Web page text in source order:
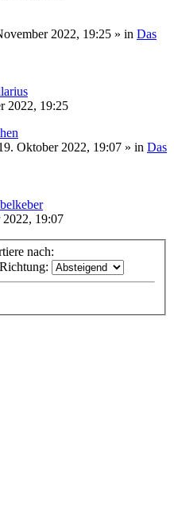
2022, 19:25 » in Das
2022, 19:25
Oktober 2022, 19:07 » in Das
19:07
nach:
Richtung: